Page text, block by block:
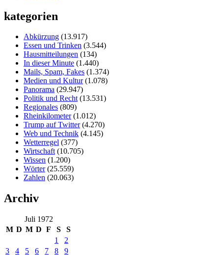
kategorien
Abkürzung (13.917)
Essen und Trinken (3.544)
Hausmitteilungen (134)
In dieser Minute (1.440)
Mails, Spam, Fakes (1.374)
Medien und Kultur(1.078)
Panorama (29.947)
Politik und Recht(13.531)
Regionales (809)
Rheinkilometer(1.012)
Trump auf Twitter(4.270)
Web und Technik (4.145)
Wetterregel (377)
Wirtschaft(10.705)
Wissen (1.200)
Wörter(25.559)
Zahlen (20.063)
Archiv
Juli 1972
M D M D F S
S
1
2
3
4 5 6 7 8 9